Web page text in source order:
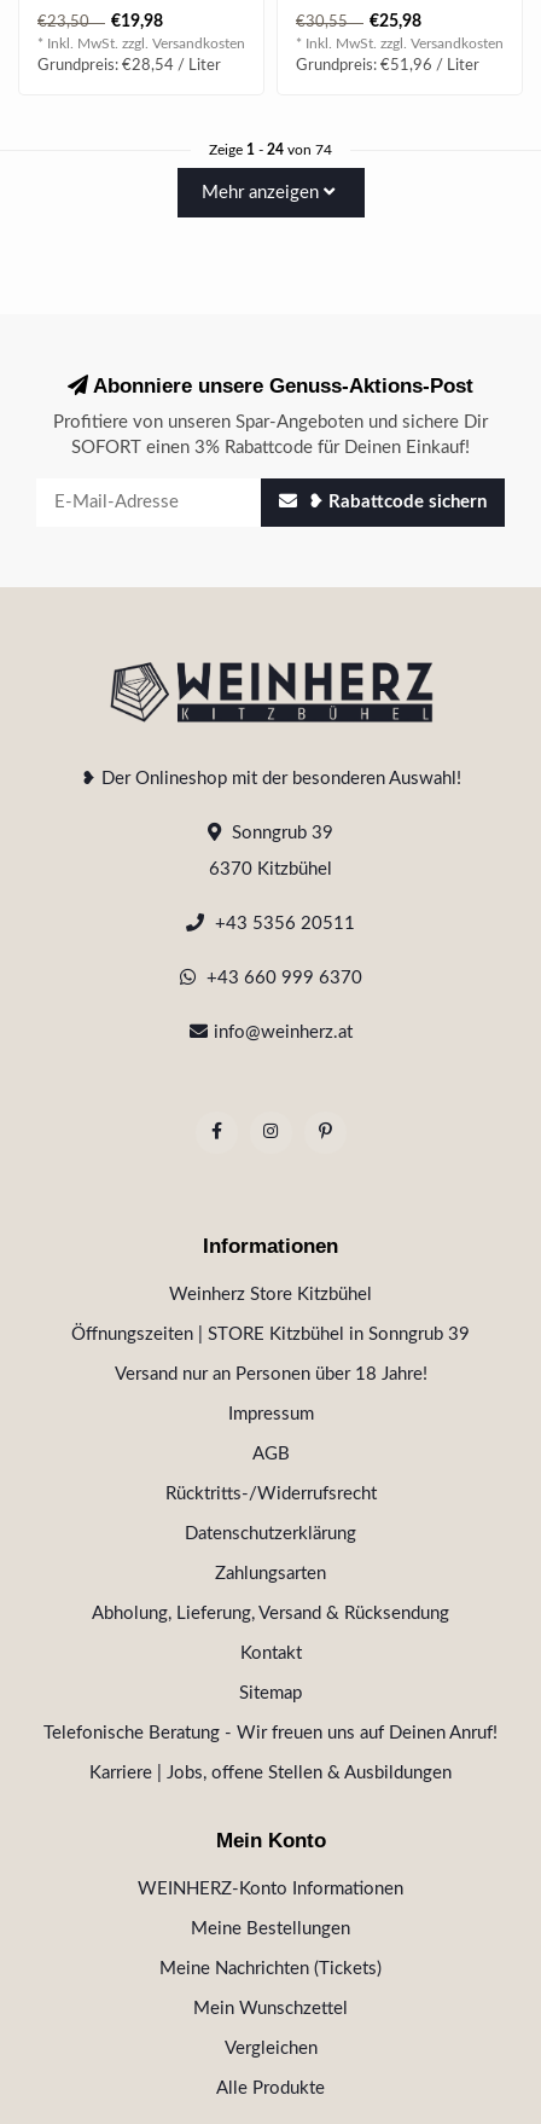
süß
€23,50 €19,98
* Inkl. MwSt. zzgl. Versandkosten
Grundpreis: €28,54 / Liter
Geschmack
€30,55 €25,98
* Inkl. MwSt. zzgl. Versandkosten
Grundpreis: €51,96 / Liter
Zeige 1 - 24 von 74
Mehr anzeigen
Abonniere unsere Genuss-Aktions-Post
Profitiere von unseren Spar-Angeboten und sichere Dir
SOFORT einen 3% Rabattcode für Deinen Einkauf!
❥ Rabattcode sichern
❥ Der Onlineshop mit der besonderen Auswahl!
Sonngrub 39
6370 Kitzbühel
+43 5356 20511
+43 660 999 6370
info@weinherz.at
Informationen
Weinherz Store Kitzbühel
Öffnungszeiten | STORE Kitzbühel in Sonngrub 39
Versand nur an Personen über 18 Jahre!
Impressum
AGB
Rücktritts-/Widerrufsrecht
Datenschutzerklärung
Zahlungsarten
Abholung, Lieferung, Versand & Rücksendung
Kontakt
Sitemap
Telefonische Beratung - Wir freuen uns auf Deinen Anruf!
Karriere | Jobs, offene Stellen & Ausbildungen
Mein Konto
WEINHERZ-Konto Informationen
Meine Bestellungen
Meine Nachrichten (Tickets)
Mein Wunschzettel
Vergleichen
Alle Produkte